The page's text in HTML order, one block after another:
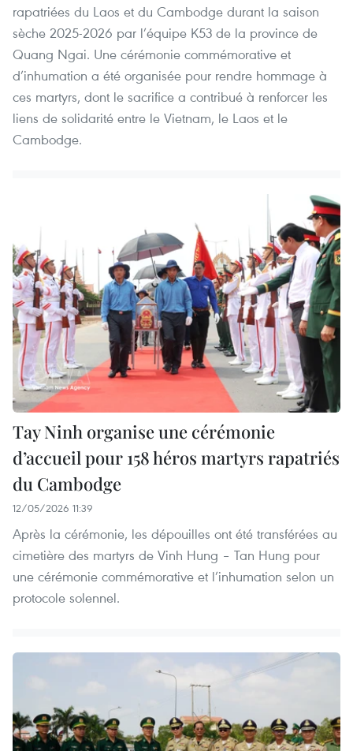
rapatriées du Laos et du Cambodge durant la saison
sèche 2025-2026 par l’équipe K53 de la province de
Quang Ngai. Une cérémonie commémorative et
d’inhumation a été organisée pour rendre hommage à
ces martyrs, dont le sacrifice a contribué à renforcer les
liens de solidarité entre le Vietnam, le Laos et le
Cambodge.
Tay Ninh organise une cérémonie
d’accueil pour 158 héros martyrs rapatriés
du Cambodge
12/05/2026 11:39
Après la cérémonie, les dépouilles ont été transférées au
cimetière des martyrs de Vinh Hung – Tan Hung pour
une cérémonie commémorative et l’inhumation selon un
protocole solennel.